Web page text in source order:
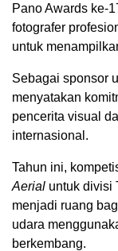
Pano Awards ke-
fotografer
untuk
Sebagai sponsor
menyatakan
pencerita visual
internasional.
Tahun ini,
Aerial untuk divisi
menjadi ruang
udara
berkembang.